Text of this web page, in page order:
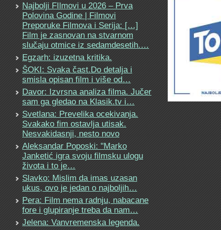
Najbolji FIlmovi u 2026 – Prva
Polovina Godine | Filmovi
Preporuke Filmova i Serija: […]
Film je zasnovan na stvarnom
slučaju otmice iz sedamdesetih.…
Egzarh: izuzetna kritika.
ŠOKI: Svaka čast.Do detalja i
smisla opisan film i više od…
Davor: Izvrsna analiza filma. Jučer
sam ga gledao na Klasik.tv i…
Svetlana: Prevelika ocekivanja.
Svakako fim ostavlja utisak.
Nesvakidasnji, nesto novo
Aleksandar Poposki: "Marko
Janketić igra svoju filmsku ulogu
života i to je…
Slavko: Mislim da imas uzasan
ukus, ovo je jedan o najboljih…
Pera: Film nema radnju, nabacane
fore i glupiranje treba da nam…
Jelena: Vanvremenska legenda.